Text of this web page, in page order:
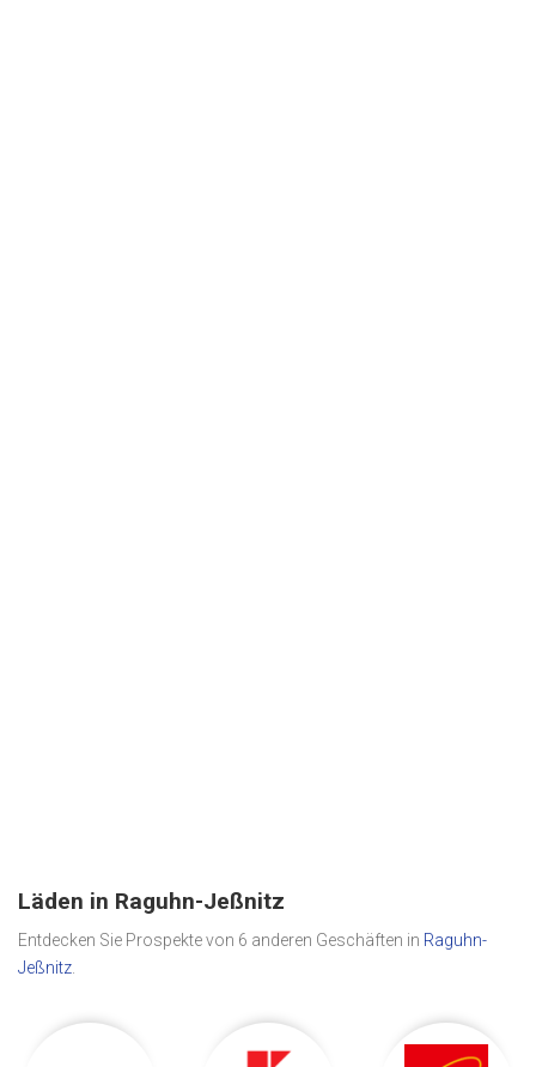
Läden in Raguhn-Jeßnitz
Entdecken Sie Prospekte von 6 anderen Geschäften in Raguhn-
Jeßnitz